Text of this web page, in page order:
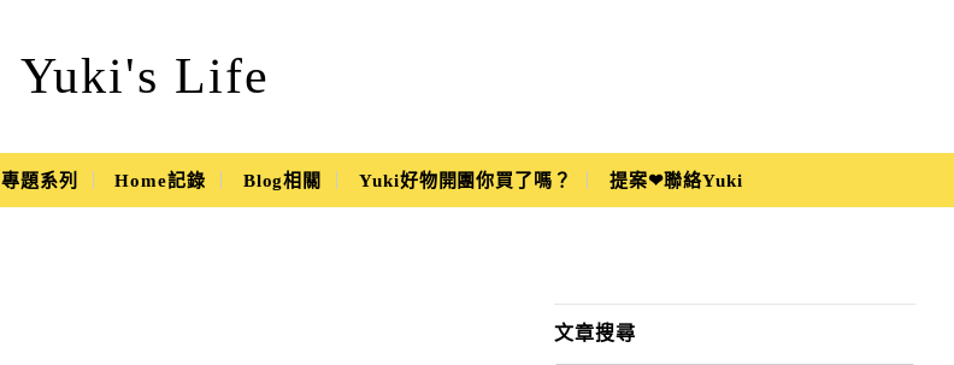
Yuki's Life
專題系列 Home記錄 Blog相關 Yuki好物開團你買了嗎？ 提案❤聯絡Yuki
文章搜尋